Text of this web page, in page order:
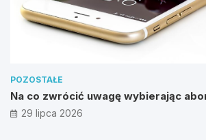
POZOSTAŁE
Na co zwrócić uwagę wybierając
29 lipca 2026